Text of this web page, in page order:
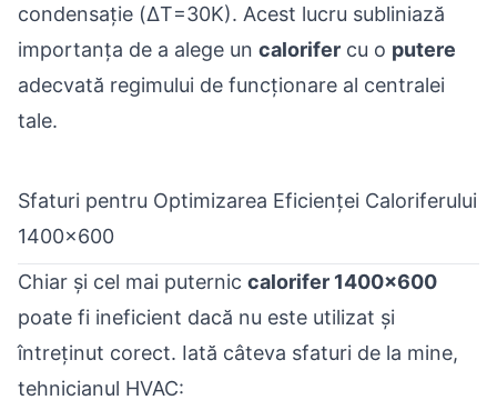
condensație (ΔT=30K). Acest lucru subliniază
importanța de a alege un calorifer cu o putere
adecvată regimului de funcționare al centralei
tale.
Sfaturi pentru Optimizarea Eficienței Caloriferului
1400x600
Chiar și cel mai puternic calorifer 1400x600
poate fi ineficient dacă nu este utilizat și
întreținut corect. Iată câteva sfaturi de la mine,
tehnicianul HVAC: